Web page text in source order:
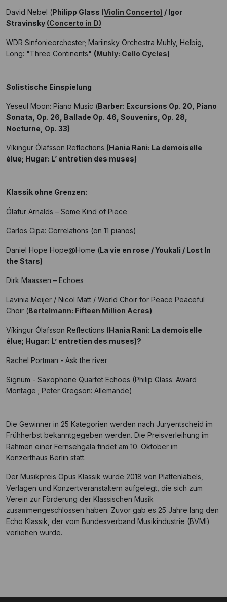
David Nebel (Philipp Glass (Violin Concerto) / Igor
Stravinsky (Concerto in D)
WDR Sinfonieorchester; Mariinsky Orchestra Muhly, Helbig,
Long: "Three Continents" (Muhly: Cello Cycles)
Solistische Einspielung
Yeseul Moon: Piano Music (Barber: Excursions Op. 20, Piano
Sonata, Op. 26, Ballade Op. 46, Souvenirs, Op. 28,
Nocturne, Op. 33)
Víkingur Ólafsson Reflections (Hania Rani: La demoiselle
élue; Hugar: L’ entretien des muses)
Klassik ohne Grenzen:
Ólafur Arnalds – Some Kind of Piece
Carlos Cipa: Correlations (on 11 pianos)
Daniel Hope Hope@Home (La vie en rose / Youkali / Lost In
the Stars)
Dirk Maassen – Echoes
Lavinia Meijer / Nicol Matt / World Choir for Peace Peaceful
Choir (Bertelmann: Fifteen Million Acres)
Víkingur Ólafsson Reflections (Hania Rani: La demoiselle
élue; Hugar: L’ entretien des muses)?
Rachel Portman - Ask the river
Signum - Saxophone Quartet Echoes (Philip Glass: Award
Montage ; Peter Gregson: Allemande)
Die Gewinner in 25 Kategorien werden nach Juryentscheid im
Frühherbst bekanntgegeben werden. Die Preisverleihung im
Rahmen einer Fernsehgala findet am 10. Oktober im
Konzerthaus Berlin statt.
Der Musikpreis Opus Klassik wurde 2018 von Plattenlabels,
Verlagen und Konzertveranstaltern aufgelegt, die sich zum
Verein zur Förderung der Klassischen Musik
zusammengeschlossen haben. Zuvor gab es 25 Jahre lang den
Echo Klassik, der vom Bundesverband Musikindustrie (BVMI)
verliehen wurde.